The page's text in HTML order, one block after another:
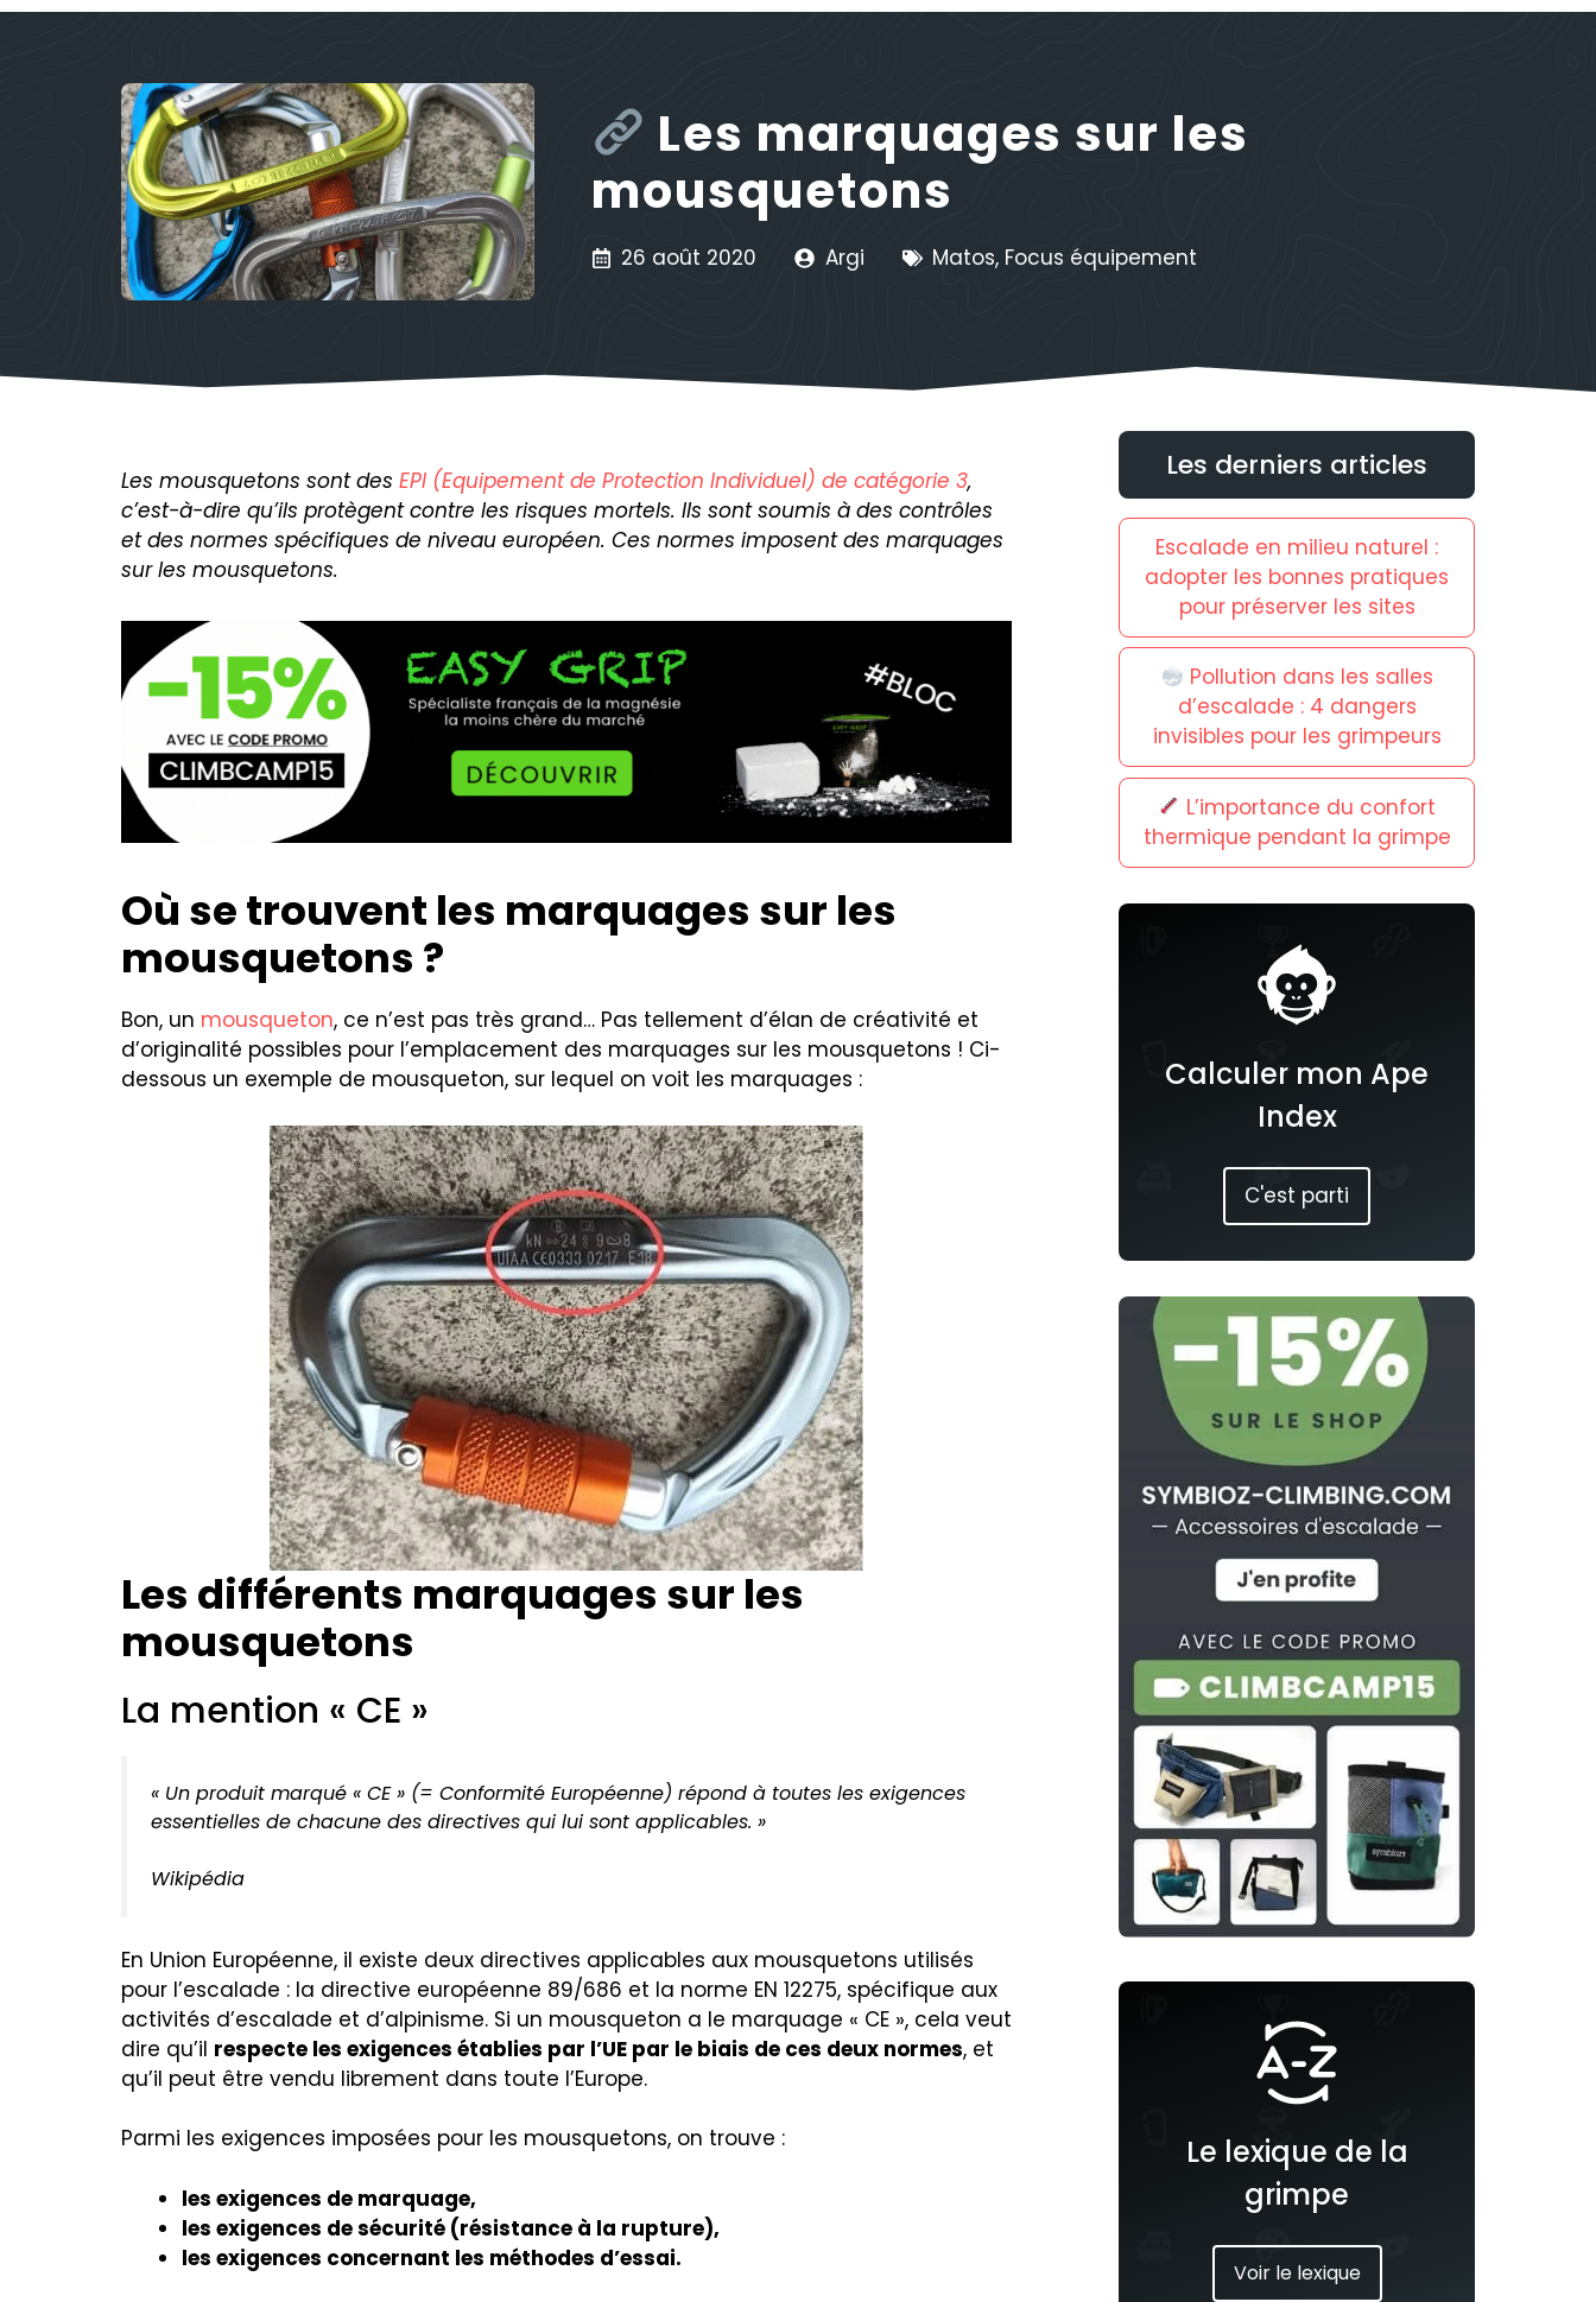
Les marquages sur les
mousquetons
26 août 2020 Argi Matos, Focus équipement
Les mousquetons sont des EPI (Equipement de Protection Individuel) de catégorie 3,
c’est-à-dire qu’ils protègent contre les risques mortels. Ils sont soumis à des contrôles
et des normes spécifiques de niveau européen. Ces normes imposent des marquages
sur les mousquetons.
Où se trouvent les marquages sur les
mousquetons ?
Bon, un mousqueton, ce n’est pas très grand… Pas tellement d’élan de créativité et
d’originalité possibles pour l’emplacement des marquages sur les mousquetons ! Ci-
dessous un exemple de mousqueton, sur lequel on voit les marquages :
Les différents marquages sur les
mousquetons
La mention « CE »
« Un produit marqué « CE » (= Conformité Européenne) répond à toutes les exigences
essentielles de chacune des directives qui lui sont applicables. »
Wikipédia
En Union Européenne, il existe deux directives applicables aux mousquetons utilisés
pour l’escalade : la directive européenne 89/686 et la norme EN 12275, spécifique aux
activités d’escalade et d’alpinisme. Si un mousqueton a le marquage « CE », cela veut
dire qu’il respecte les exigences établies par l’UE par le biais de ces deux normes, et
qu’il peut être vendu librement dans toute l’Europe.
Parmi les exigences imposées pour les mousquetons, on trouve :
les exigences de marquage,
les exigences de sécurité (résistance à la rupture),
les exigences concernant les méthodes d’essai.
Les derniers articles
Escalade en milieu naturel :
adopter les bonnes pratiques
pour préserver les sites
Pollution dans les salles
d’escalade : 4 dangers
invisibles pour les grimpeurs
L’importance du confort
thermique pendant la grimpe
Calculer mon Ape
Index
C'est parti
Le lexique de la
grimpe
Voir le lexique